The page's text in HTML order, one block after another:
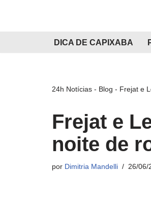
DICA DE CAPIXABA
24h Notícias - Blog - Frejat e
Frejat e
noite de
por Dimitria Mandelli 26/06/